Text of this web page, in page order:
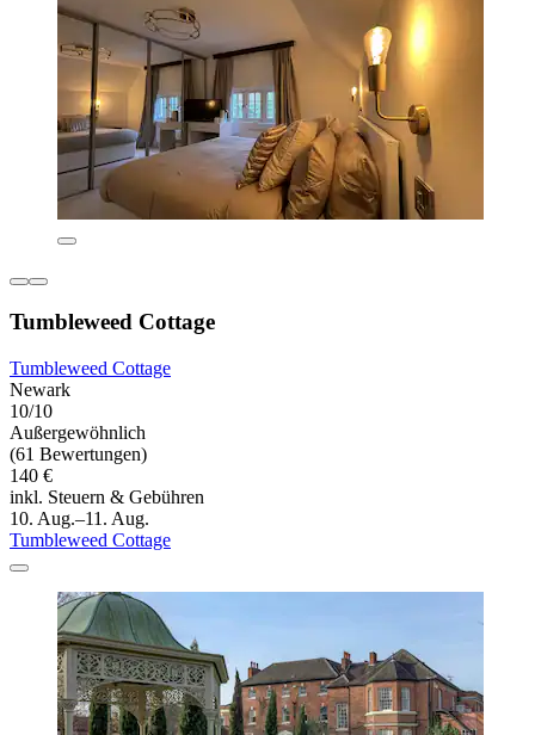
Tumbleweed Cottage
Tumbleweed Cottage
Newark
10/10
Außergewöhnlich
(61 Bewertungen)
140 €
inkl. Steuern & Gebühren
10. Aug.–11. Aug.
Tumbleweed Cottage